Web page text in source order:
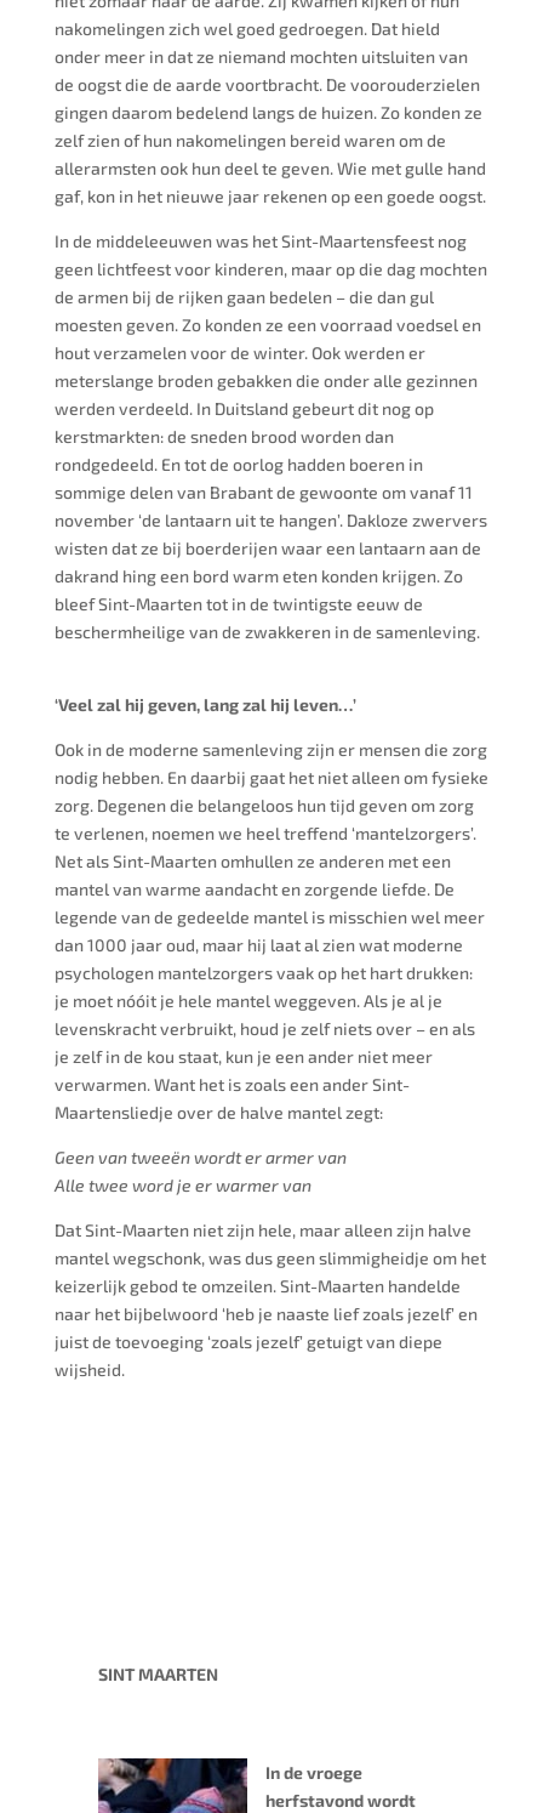
nakomelingen zich wel goed gedroegen. Dat hield
onder meer in dat ze niemand mochten uitsluiten van
de oogst die de aarde voortbracht. De voorouderzielen
gingen daarom bedelend langs de huizen. Zo konden ze
zelf zien of hun nakomelingen bereid waren om de
allerarmsten ook hun deel te geven. Wie met gulle hand
gaf, kon in het nieuwe jaar rekenen op een goede oogst.
In de middeleeuwen was het Sint-Maartensfeest nog
geen lichtfeest voor kinderen, maar op die dag mochten
de armen bij de rijken gaan bedelen – die dan gul
moesten geven. Zo konden ze een voorraad voedsel en
hout verzamelen voor de winter. Ook werden er
meterslange broden gebakken die onder alle gezinnen
werden verdeeld. In Duitsland gebeurt dit nog op
kerstmarkten: de sneden brood worden dan
rondgedeeld. En tot de oorlog hadden boeren in
sommige delen van Brabant de gewoonte om vanaf 11
november ‘de lantaarn uit te hangen’. Dakloze zwervers
wisten dat ze bij boerderijen waar een lantaarn aan de
dakrand hing een bord warm eten konden krijgen. Zo
bleef Sint-Maarten tot in de twintigste eeuw de
beschermheilige van de zwakkeren in de samenleving.
‘Veel zal hij geven, lang zal hij leven…’
Ook in de moderne samenleving zijn er mensen die zorg
nodig hebben. En daarbij gaat het niet alleen om fysieke
zorg. Degenen die belangeloos hun tijd geven om zorg
te verlenen, noemen we heel treffend ‘mantelzorgers’.
Net als Sint-Maarten omhullen ze anderen met een
mantel van warme aandacht en zorgende liefde. De
legende van de gedeelde mantel is misschien wel meer
dan 1000 jaar oud, maar hij laat al zien wat moderne
psychologen mantelzorgers vaak op het hart drukken:
je moet nóóit je hele mantel weggeven. Als je al je
levenskracht verbruikt, houd je zelf niets over – en als
je zelf in de kou staat, kun je een ander niet meer
verwarmen. Want het is zoals een ander Sint-
Maartensliedje over de halve mantel zegt:
Geen van tweeën wordt er armer van
Alle twee word je er warmer van
Dat Sint-Maarten niet zijn hele, maar alleen zijn halve
mantel wegschonk, was dus geen slimmigheidje om het
keizerlijk gebod te omzeilen. Sint-Maarten handelde
naar het bijbelwoord ‘heb je naaste lief zoals jezelf’ en
juist de toevoeging ‘zoals jezelf’ getuigt van diepe
wijsheid.
SINT MAARTEN
In de vroege
herfstavond wordt